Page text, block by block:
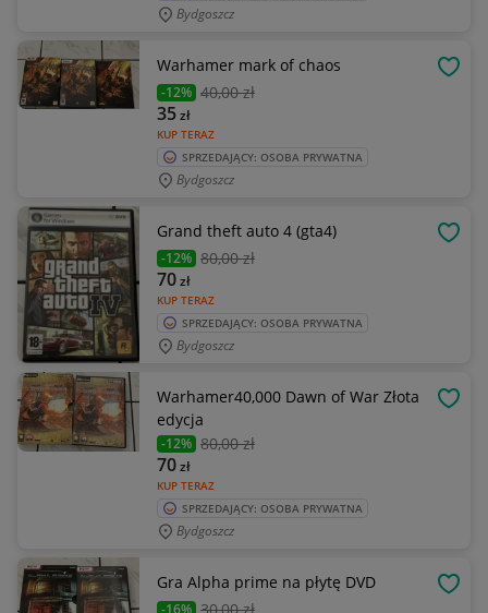
Bydgoszcz
Warhamer mark of chaos
-12% 40,00 zł
KUP TERAZ
35zł
SPRZEDAJĄCY: OSOBA PRYWATNA
Bydgoszcz
Grand theft auto 4 (gta4)
-12% 80,00 zł
KUP TERAZ
70zł
SPRZEDAJĄCY: OSOBA PRYWATNA
Bydgoszcz
Warhamer40,000 Dawn of War Złota
edycja
-12% 80,00 zł
KUP TERAZ
70zł
SPRZEDAJĄCY: OSOBA PRYWATNA
Bydgoszcz
Gra Alpha prime na płytę DVD
-16%